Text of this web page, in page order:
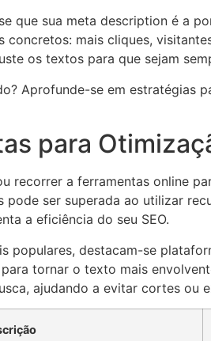
que sua meta description é a
concretos: mais cliques,
os textos para que sejam
Aprofunde-se em estratégias
para
recorrer a ferramentas online
pode ser superada ao utilizar
a eficiência do seu SEO.
populares, destacam-se
tornar o texto mais
ajudando a evitar cortes ou